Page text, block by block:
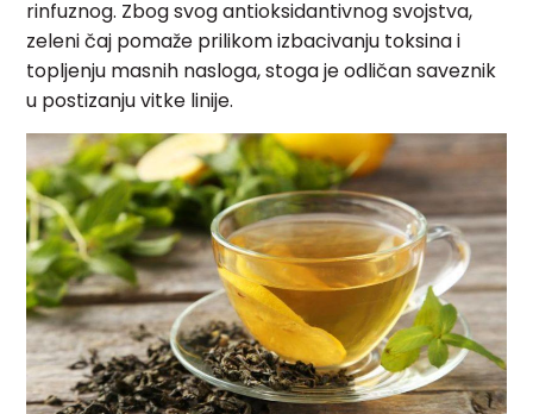
rinfuznog. Zbog svog antioksidantivnog svojstva,
zeleni čaj pomaže prilikom izbacivanju toksina i
topljenju masnih nasloga, stoga je odličan saveznik
u postizanju vitke linije.